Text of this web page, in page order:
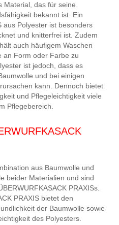
Material, das für seine
bekannt ist. Ein
aus Polyester ist besonders
und knitterfrei ist. Zudem
auch häufigem Waschen
an Form oder Farbe zu
ist jedoch, dass es
und bei einigen
kann. Dennoch bietet
und Pflegeleichtigkeit viele
Pflegebereich.
aus Baumwolle und
beider Materialien und sind
PRAXISs.
PRAXIS bietet den
der Baumwolle sowie
des Polyesters.